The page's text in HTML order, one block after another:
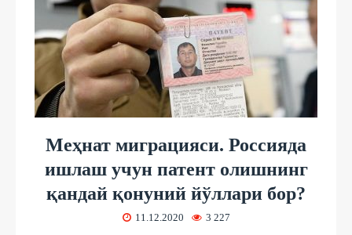
Меҳнат миграцияси. Россияда
ишлаш учун патент олишнинг
қандай қонуний йўллари бор?
11.12.2020 3 227